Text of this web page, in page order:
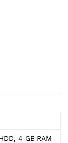
4 GB RAM